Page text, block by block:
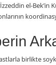
el-Bek’in
birlikte